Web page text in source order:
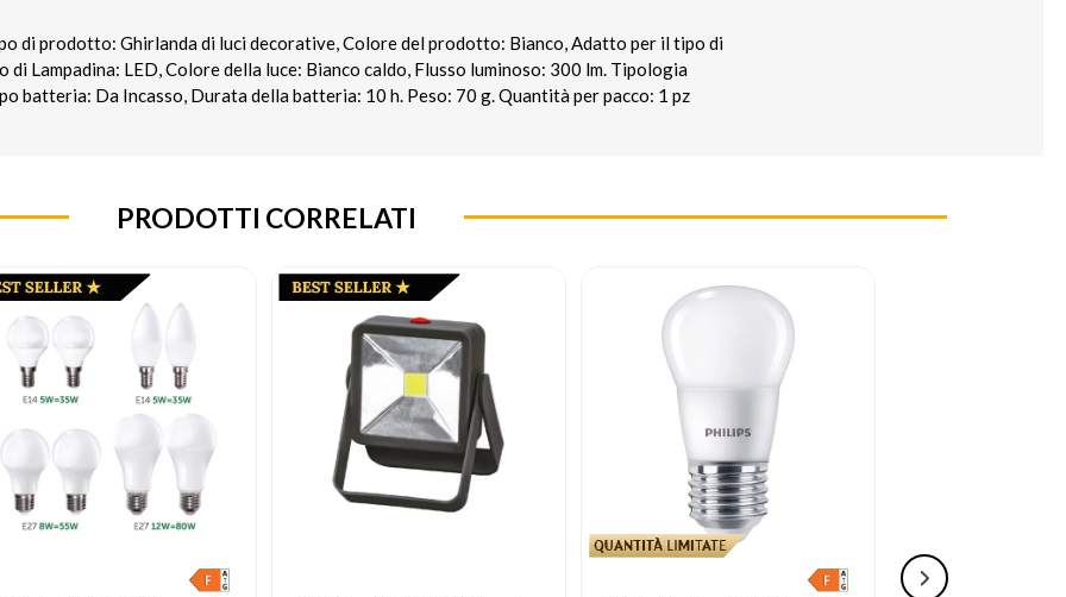
di prodotto: Ghirlanda di luci decorative, Colore del prodotto: Bianco, Adatto per il tipo di
di Lampadina: LED, Colore della luce: Bianco caldo, Flusso luminoso: 300 lm. Tipologia
batteria: Da Incasso, Durata della batteria: 10 h. Peso: 70 g. Quantità per pacco: 1 pz
PRODOTTI CORRELATI